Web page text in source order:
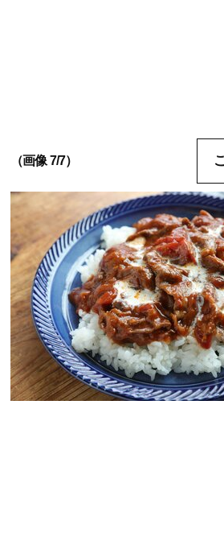
（画像 7/7）